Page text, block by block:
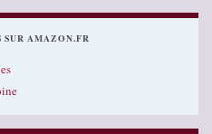
SUR AMAZON.FR